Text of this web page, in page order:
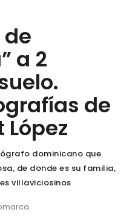
a 2
de
dominicano que
de donde es su familia,
villaviciosinos